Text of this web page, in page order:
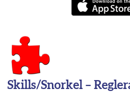
Skills/Snorkel –